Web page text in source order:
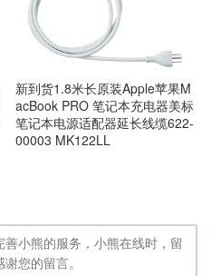
新到货1.8米长原装Apple苹果M
acBook PRO 笔记本充电器美标
笔记本电源适配器延长线缆622-
00003 MK122LL